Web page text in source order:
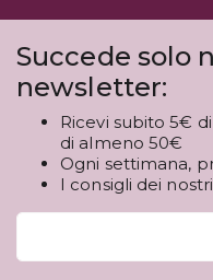
Succede solo
newsletter:
Ricevi subito 5€
di almeno 50€
Ogni settimana,
I consigli dei